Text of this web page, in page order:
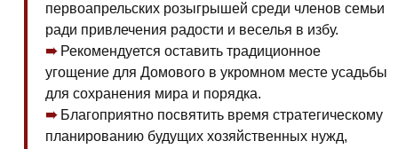
первоапрельских розыгрышей среди членов семьи
ради привлечения радости и веселья в избу.
Рекомендуется оставить традиционное
угощение для Домового в укромном месте усадьбы
для сохранения мира и порядка.
Благоприятно посвятить время стратегическому
планированию будущих хозяйственных нужд,